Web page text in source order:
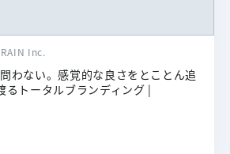
Inc.
わない。感覚的な良さをとことん追
るトータルブランディング |